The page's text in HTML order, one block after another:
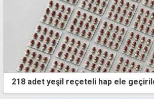
218 adet yeşil reçeteli hap ele